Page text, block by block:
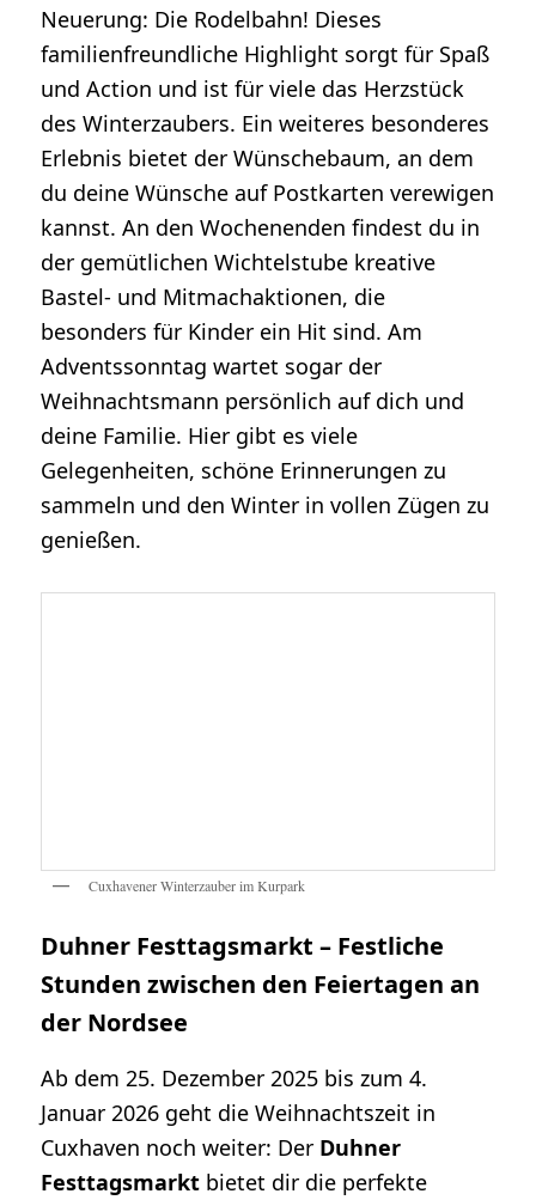
Neuerung: Die Rodelbahn! Dieses
familienfreundliche Highlight sorgt für Spaß
und Action und ist für viele das Herzstück
des Winterzaubers. Ein weiteres besonderes
Erlebnis bietet der Wünschebaum, an dem
du deine Wünsche auf Postkarten verewigen
kannst. An den Wochenenden findest du in
der gemütlichen Wichtelstube kreative
Bastel- und Mitmachaktionen, die
besonders für Kinder ein Hit sind. Am
Adventssonntag wartet sogar der
Weihnachtsmann persönlich auf dich und
deine Familie. Hier gibt es viele
Gelegenheiten, schöne Erinnerungen zu
sammeln und den Winter in vollen Zügen zu
genießen.
Cuxhavener Winterzauber im Kurpark
Duhner Festtagsmarkt – Festliche
Stunden zwischen den Feiertagen an
der Nordsee
Ab dem 25. Dezember 2025 bis zum 4.
Januar 2026 geht die Weihnachtszeit in
Cuxhaven noch weiter: Der Duhner
Festtagsmarkt bietet dir die perfekte